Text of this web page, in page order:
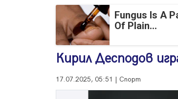
Fungus Is A
Of Plain...
Кирил Десподов
17.07.2025, 05:51 | Спорт